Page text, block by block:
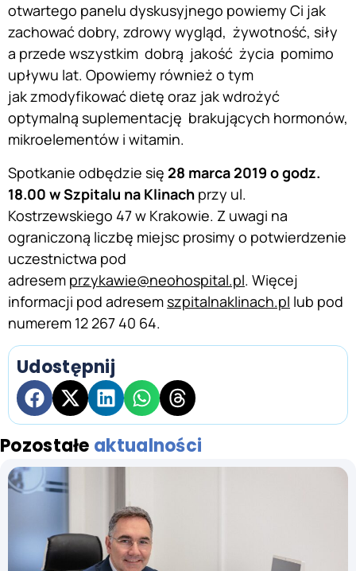
otwartego panelu dyskusyjnego powiemy Ci jak
zachować dobry, zdrowy wygląd, żywotność, siły
a przede wszystkim dobrą jakość życia pomimo
upływu lat. Opowiemy również o tym
jak zmodyfikować dietę oraz jak wdrożyć
optymalną suplementację brakujących hormonów,
mikroelementów i witamin.
Spotkanie odbędzie się 28 marca 2019 o godz.
18.00 w Szpitalu na Klinach przy ul.
Kostrzewskiego 47 w Krakowie. Z uwagi na
ograniczoną liczbę miejsc prosimy o potwierdzenie
uczestnictwa pod
adresem przykawie@neohospital.pl. Więcej
informacji pod adresemszpitalnaklinach.pl lub pod
numerem 12 267 40 64.
Udostępnij
Pozostałe aktualności